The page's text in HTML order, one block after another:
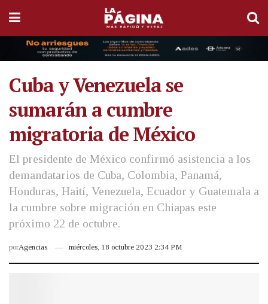
Cuba y Venezuela se
sumarán a cumbre
migratoria de México
El presidente de México confirmó asistencia a los
demandatarios de Cuba, Colombia, Panamá,
Honduras, Haití, Venezuela, Ecuador y Guatemala a
la cumbre sobre migración en Chiapas este
próximo 22 de octubre.
porAgencias miércoles, 18 octubre 2023 2:34 PM